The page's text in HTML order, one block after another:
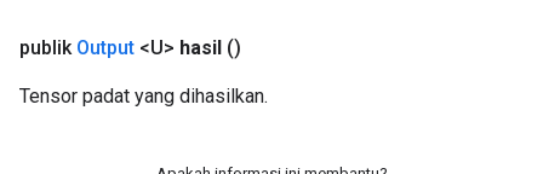
publik Output <U> hasil ()
Tensor padat yang dihasilkan.